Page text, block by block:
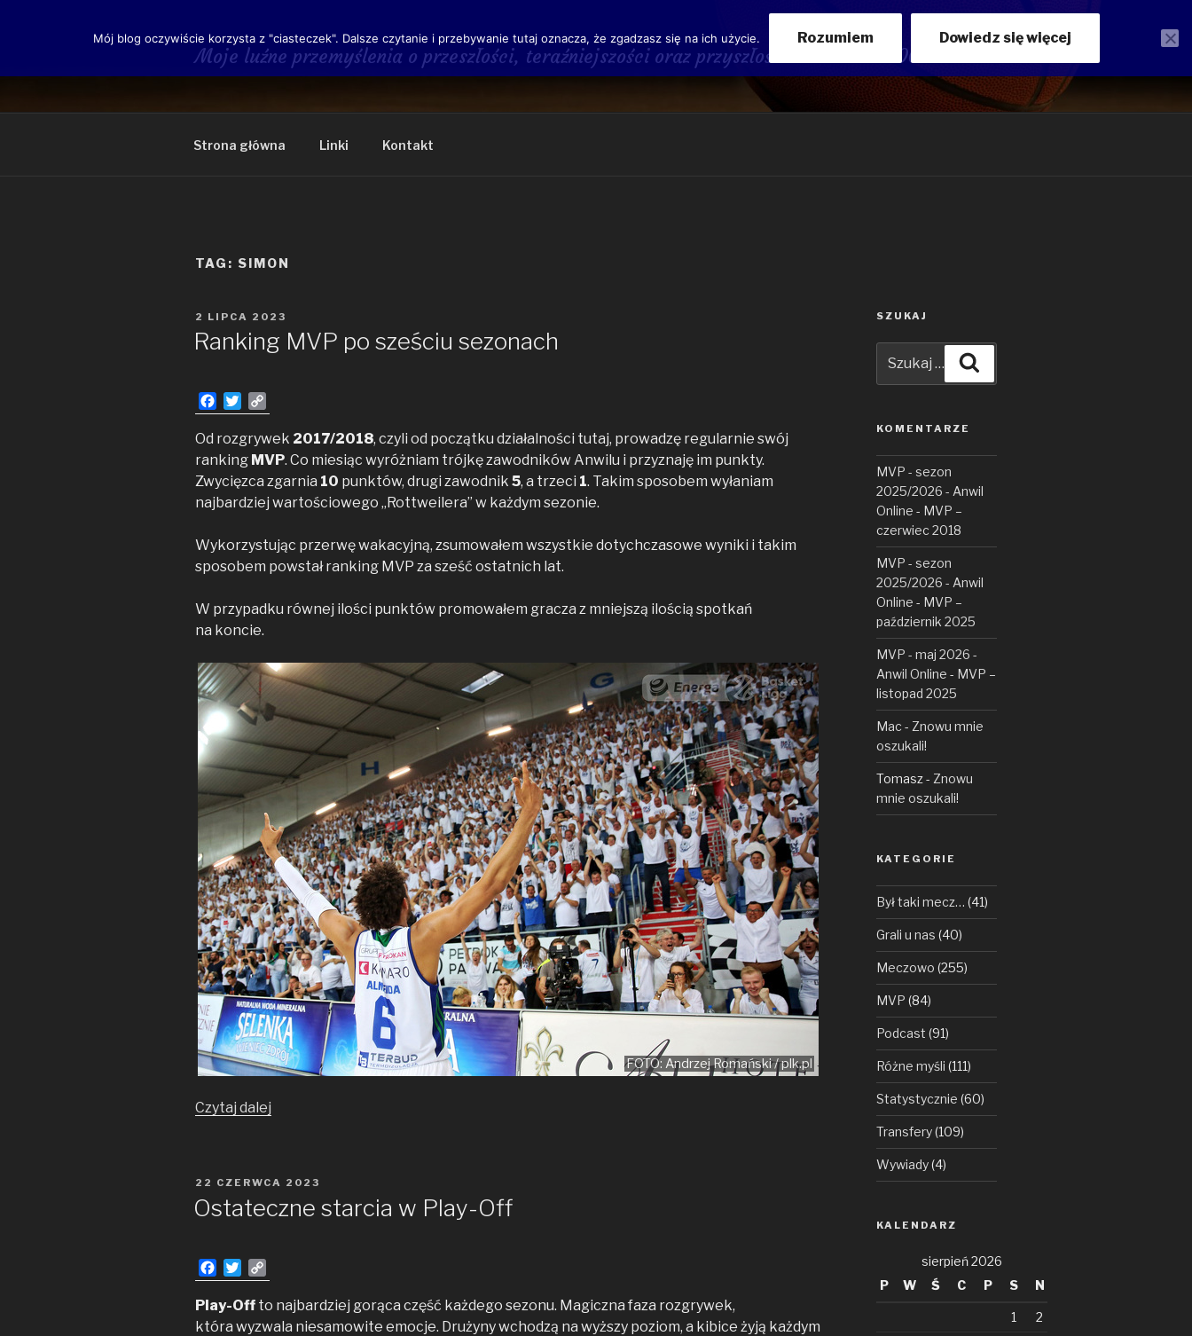
Moje luźne przemyślenia o przeszłości, teraźniejszości oraz przyszłości ANWILU WŁOCŁAWEK
Strona główna Linki Kontakt
TAG: SIMON
OPUBLIKOWANE
2 LIPCA 2023
Ranking MVP po sześciu sezonach
a
c
e
o
o
w
i
t
t
e
r
o
p
y
i
n
Od rozgrywek 2017/2018, czyli od początku działalności tutaj, prowadzę regularnie swój
ranking MVP. Co miesiąc wyróżniam trójkę zawodników Anwilu i przyznaję im punkty.
Zwycięzca zgarnia 10 punktów, drugi zawodnik 5, a trzeci 1. Takim sposobem wyłaniam
najbardziej wartościowego „Rottweilera” w każdym sezonie.
Wykorzystując przerwę wakacyjną, zsumowałem wszystkie dotychczasowe wyniki i takim
sposobem powstał ranking MVP za sześć ostatnich lat.
W przypadku równej ilości punktów promowałem gracza z mniejszą ilością spotkań
na koncie.
FOTO: Andrzej Romański / plk.pl
Czytaj dalej
OPUBLIKOWANE
22 CZERWCA 2023
Ostateczne starcia w Play-Off
a
c
e
w
i
t
o
p
y
Play-Off to najbardziej gorąca część każdego sezonu. Magiczna faza rozgrywek,
która wyzwala niesamowite emocje. Drużyny wchodzą na wyższy poziom, a kibice żyją każdym
SZUKAJ
KOMENTARZE
MVP - sezon
2025/2026 - Anwil
Online - MVP –
czerwiec 2018
MVP - sezon
2025/2026 - Anwil
Online - MVP –
październik 2025
MVP - maj 2026 -
Anwil Online - MVP –
listopad 2025
Mac - Znowu mnie
oszukali!
Tomasz- Znowu
mnie oszukali!
KATEGORIE
Był taki mecz… (41)
Grali u nas (40)
Meczowo (255)
MVP (84)
Podcast (91)
Różne myśli (111)
Statystycznie (60)
Transfery(109)
Wywiady(4)
KALENDARZ
sierpień 2026
P
W Ś C P S N
1
2
Mój blog oczywiście korzysta z "ciasteczek". Dalsze czytanie i przebywanie tutaj oznacza, że zgadzasz się na ich użycie. Rozumiem Dowiedz się więcej